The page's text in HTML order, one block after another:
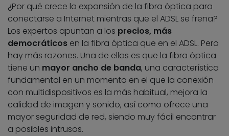
¿Por qué crece la expansión de la fibra óptica para
conectarse a Internet mientras que el ADSL se frena?
Los expertos apuntan a los precios, más
democráticos en la fibra óptica que en el ADSL. Pero
hay más razones. Una de ellas es que la fibra óptica
tiene un mayor ancho de banda, una característica
fundamental en un momento en el que la conexión
con multidispositivos es la más habitual, mejora la
calidad de imagen y sonido, así como ofrece una
mayor seguridad de red, siendo muy fácil encontrar
a posibles intrusos.